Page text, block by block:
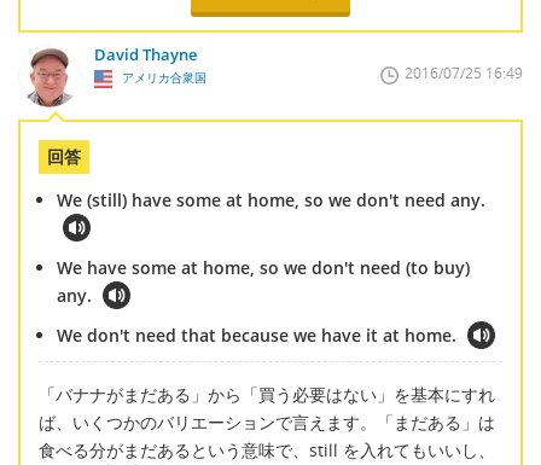
David Thayne
アメリカ合衆国 2016/07/25 16:49
回答
We (still) have some at home, so we don't need any.
We have some at home, so we don't need (to buy)
any.
We don't need that because we have it at home.
「バナナがまだある」から「買う必要はない」を基本にすれ
ば、いくつかのバリエーションで言えます。「まだある」は
食べる分がまだあるという意味で、still を入れてもいいし、